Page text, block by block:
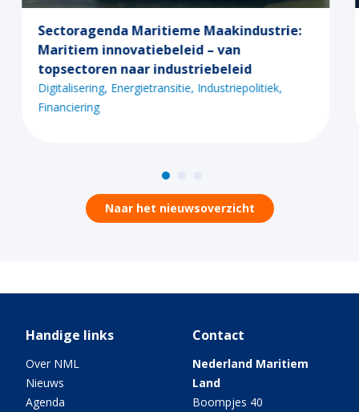
Koninklijk paar benadrukt belang
maritieme sector tijdens bezoek VS
Internationalisering Industriepolitiek
Naar het nieuwsoverzicht
Handige links
Over NML
Nieuws
Agenda
Contact
Nederland Maritiem
Land
Boompjes 40